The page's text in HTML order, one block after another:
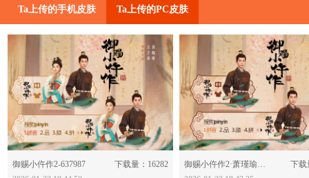
Ta上传的手机皮肤 Ta上传的PC皮肤
分享：
御赐小仵作2-637987
下载量：16282
分享：
御赐小仵作2·萧瑾瑜-637986
下载